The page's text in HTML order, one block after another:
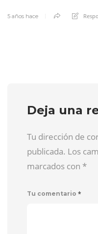
5 años hace
Deja una
Tu dirección de
publicada. Los
marcados con *
Tu comentario *